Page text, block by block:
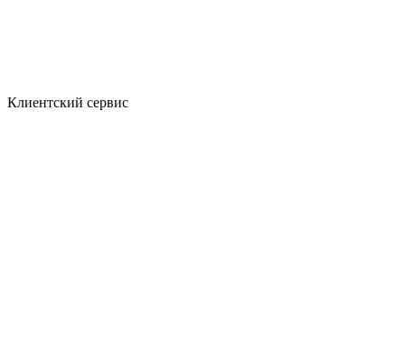
Клиентский сервис